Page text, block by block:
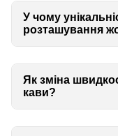
У чому
розташування
Як зміна
кави?